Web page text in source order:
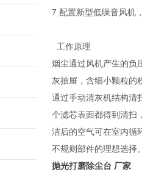
7 配置新型低噪音风机
工作原理
烟尘通过风机产生的负
灰抽屉，含细小颗粒的
通过手动清灰机结构清
个滤芯表面都得到清扫
洁后的空气可在室内循
不规则部件的理想选择
抛光打磨除尘台 厂家